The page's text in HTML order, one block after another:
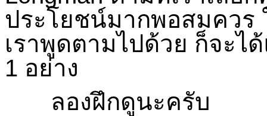
ประโยชน์มากพอสมควร
เราพูดตามไปด้วย ก็จะไ
1 อย่าง
ลองฝึกดูนะครับ